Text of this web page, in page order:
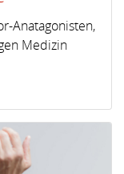
Anatagonisten,
Medizin